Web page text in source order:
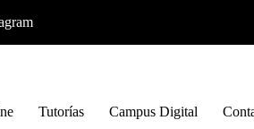
Tutorías Campus Digital